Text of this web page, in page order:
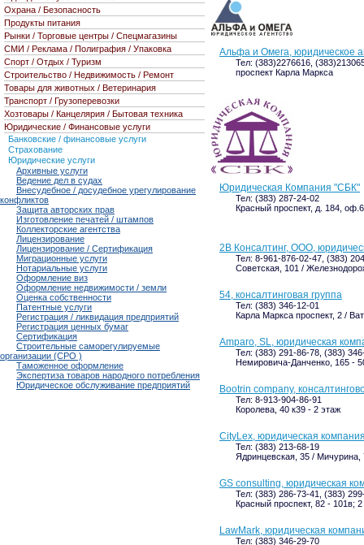
Альфа и Омега, юридическое
Тел: (383)2276616,
проспект Карла Маркса
Юридическая Компания "СБК"
Тел: (383) 287-24-02
Красный проспект, д. 184,
2В Консалтинг, ООО,
Тел: 8-961-876-02-47, (383)
Советская, 101 /
54, консалтинговая группа
Тел: (383) 346-12-01
Карла Маркса проспект, 2 /
Amparo, SL, юридическая
Тел: (383) 291-86-78, (383)
Немировича-Данченко, 165 -
Bootrin company,
Тел: 8-913-904-86-91
Королева, 40 к39 - 2 этаж
CityLex, юридическая
Тел: (383) 213-68-19
Ядринцевская, 35 / Мичурина,
GS consulting, юридическая
Тел: (383) 286-73-41, (383)
Красный проспект, 82 - 101в;
LawMark, юридическая
Тел: (383) 346-29-70
Охрана / Безопасность
Продукты питания
Рынки / Торговые центры / Спецмагазины
СМИ / Реклама / Полиграфия / Упаковка
Спорт / Отдых / Туризм
Строительство / Недвижимость / Ремонт
Товары для животных / Ветеринария
Транспорт / Грузоперевозки
Хозтовары / Канцелярия / Бытовая техника
Юридические / Финансовые услуги
Банковские / финансовые услуги
Страхование
Юридические услуги
Архивные услуги
Ведение дел в судах
Внесудебное / досудебное урегулирование
конфликтов
Защита авторских прав
Изготовление печатей / штампов
Коллекторские агентства
Лицензирование
Лицензирование / Сертификация
Миграционные услуги
Нотариальные услуги
Оформление виз
Оформление недвижимости / земли
Оценка собственности
Патентные услуги
Регистрация / ликвидация предприятий
Регистрация ценных бумаг
Сертификация
Строительные саморегулируемые
организации (СРО )
Таможенное оформление
Экспертиза товаров народного потребления
Юридическое обслуживание предприятий